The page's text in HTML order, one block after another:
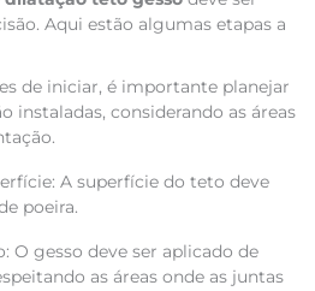
Aqui estão algumas etapas a
de iniciar, é importante planejar
instaladas, considerando as áreas
A superfície do teto deve
poeira.
O gesso deve ser aplicado de
as áreas onde as juntas